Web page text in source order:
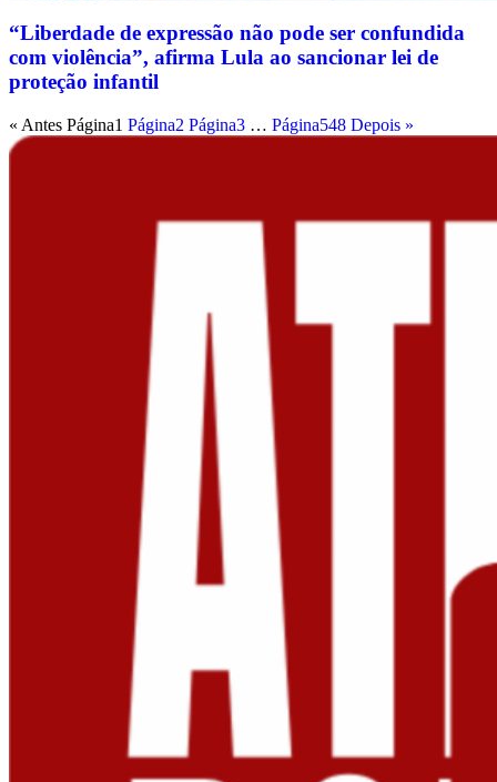
“Liberdade de expressão não pode ser confundida
com violência”, afirma Lula ao sancionar lei de
proteção infantil
« Antes Página1 Página2 Página3 … Página548 Depois »